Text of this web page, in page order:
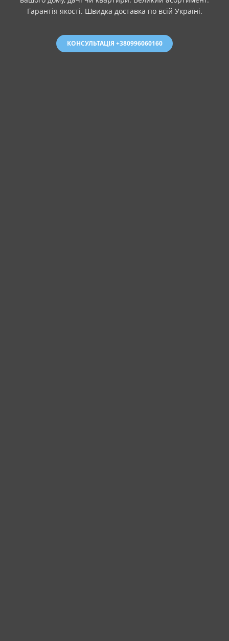
Гарантія якості. Швидка доставка по всій Україні.
КОНСУЛЬТАЦІЯ +380996060160